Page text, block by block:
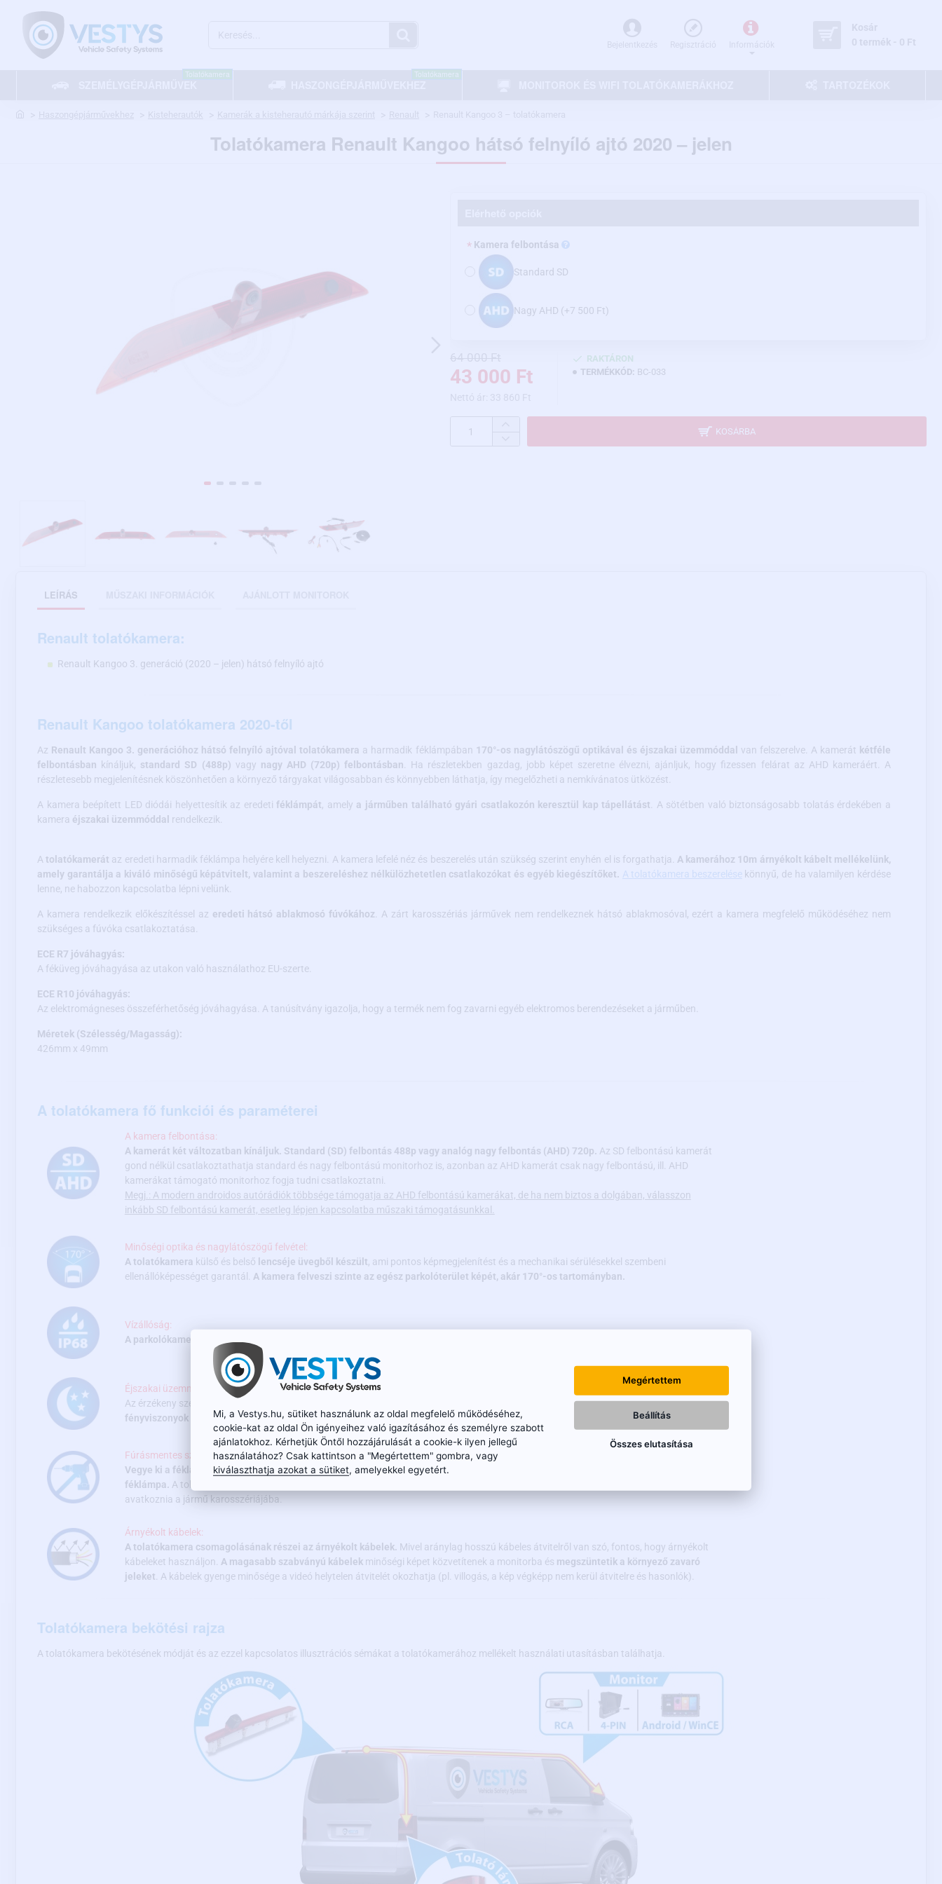
SZEMÉLYGÉPJÁRMŰVEK
Tolatókamera
HASZONGÉPJÁRMŰVEKHEZ
Tolatókamera
Tolatókamera Renault Kangoo hátsó felnyíló ajtó 2020 – jelen
43 000 Ft
RAKTÁRON
TERMÉKKÓD: BC-033
Kamera felbontása
Standard SD
Nagy AHD (+7 500 Ft)
KOSÁRBA
LEÍRÁS
Renault tolatókamera:
Renault Kangoo 3. generáció (2020 – jelen) hátsó felnyíló ajtó
Renault Kangoo tolatókamera 2020-től
Az Renault Kangoo 3. generációhoz hátsó felnyíló ajtóval tolatókamera a harmadik féklámpában 170°-os nagylátószögű optikával és éjszakai üzemmóddal van felszerelve. A kamerát kétféle
felbontásban kínáljuk, standard SD (488p) vagy nagy AHD (720p) felbontásban . Ha részletekben gazdag, jobb képet szeretne élvezni, ajánljuk, hogy fizessen felárat az AHD kameráért. A
részletesebb megjelenítésnek köszönhetően a környező tárgyakat világosabban és könnyebben láthatja, így megelőzheti a nemkívánatos ütközést.
A kamera beépített LED diódái helyettesítik az eredetiféklámpát, amely a járműben található gyári csatlakozón keresztül kap tápellátást . A sötétben való biztonságosabb tolatás érdekében a
kamera éjszakai üzemmóddal rendelkezik.
Atolatókamerát az eredeti harmadik féklámpa helyére kell helyezni. A kamera lefelé néz és beszerelés után szükség szerint enyhén el is forgathatja. A kamerához 10m árnyékolt kábelt mellékelünk,
amely garantálja a kiváló minőségű képátvitelt, valamint a beszereléshez nélkülözhetetlen csatlakozókat és egyéb kiegészítőket. A tolatókamera beszerelésekönnyű, de ha valamilyen kérdése
lenne, ne habozzon kapcsolatba lépni velünk.
A kamera rendelkezik előkészítéssel az eredeti hátsó ablakmosó fúvókához . A zárt karosszériás járművek nem rendelkeznek hátsó ablakmosóval, ezért a kamera megfelelő működéséhez nem
szükséges a fúvóka csatlakoztatása.
ECE R7 jóváhagyás:
A féküveg jóváhagyása az utakon való használathoz EU-szerte.
ECE R10 jóváhagyás:
Az elektromágneses összeférhetőség jóváhagyása. A tanúsítvány igazolja, hogy a termék nem fog zavarni egyéb elektromos berendezéseket a járműben.
Méretek (Szélesség/Magasság):
426mm x 49mm
A tolatókamera fő funkciói és paraméterei
A kamera felbontása:
A kamerát két változatban kínáljuk. Standard (SD) felbontás 488p vagy analóg nagy felbontás (AHD) 720p. Az SD felbontású kamerát
gond nélkül csatlakoztathatja standard és nagy felbontású monitorhoz is, azonban az AHD kamerát csak nagy felbontású, ill. AHD
kamerákat támogató monitorhoz fogja tudni csatlakoztatni.
Megj.: A modern androidos autórádiók többsége támogatja az AHD felbontású kamerákat, de ha nem biztos a dolgában, válasszon
inkább SD felbontású kamerát, esetleg lépjen kapcsolatba műszaki támogatásunkkal.
Minőségi optika és nagylátószögű felvétel:
A tolatókamera külső és belső lencséje üvegből készült, ami pontos képmegjelenítést és a mechanikai sérülésekkel szembeni
ellenállóképességet garantál. A kamera felveszi szinte az egész parkolóterület képét, akár 170°-os tartományban.
Vízállóság:
A parkolókamera a legnagyobb IP68 védettséggel rendelkezik
Éjszakai üzemmód:
Az érzékeny szenzor, a minőségi optika és a modern technológia kombinációjával a kamera képes megjelenítenia képet nagyon rossz
fényviszonyok között is (0,1 luxtól).
Fúrásmentes szerelés:
Vegye ki a féklámpa eredeti üvegét és a helyére tegye a mi tolatókameránkat, ami egyúttal úgy fog szolgálni, mint az eredeti
féklámpa. A tolatókamera üvegét úgy tervezték, hogy pontosan illeszkedjen a féklámpa helyére anélkül, hogy mechanikusan be kelljen
avatkoznia a jármű karosszériájába.
Árnyékolt kábelek:
A tolatókamera csomagolásának részei az árnyékolt kábelek. Mivel aránylag hosszú kábeles átvitelről van szó, fontos, hogy árnyékolt
kábeleket használjon. A magasabb szabványú kábelekminőségi képet közvetítenek a monitorba és megszüntetik a környező zavaró
jeleket . A kábelek gyenge minősége a videó helytelen átvitelét okozhatja (pl. villogás, a kép végképp nem kerül átvitelre és hasonlók).
Tolatókamera bekötési rajza
A tolatókamera bekötésének módját és az ezzel kapcsolatos illusztrációs sémákat a tolatókamerához mellékelt használati utasításban találhatja.
Mi, a Vestys.hu, sütiket használunk az oldal megfelelő működéséhez,
cookie-kat az oldal Ön igényeihez való igazításához és személyre szabott
ajánlatokhoz. Kérhetjük Öntől hozzájárulását a cookie-k ilyen jellegű
használatához? Csak kattintson a "Megértettem" gombra, vagy
kiválaszthatja azokat a sütiket, amelyekkel egyetért.
Megértettem
Beállítás
Összes elutasítása